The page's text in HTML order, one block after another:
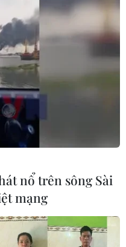
nổ trên sông Sài
mạng